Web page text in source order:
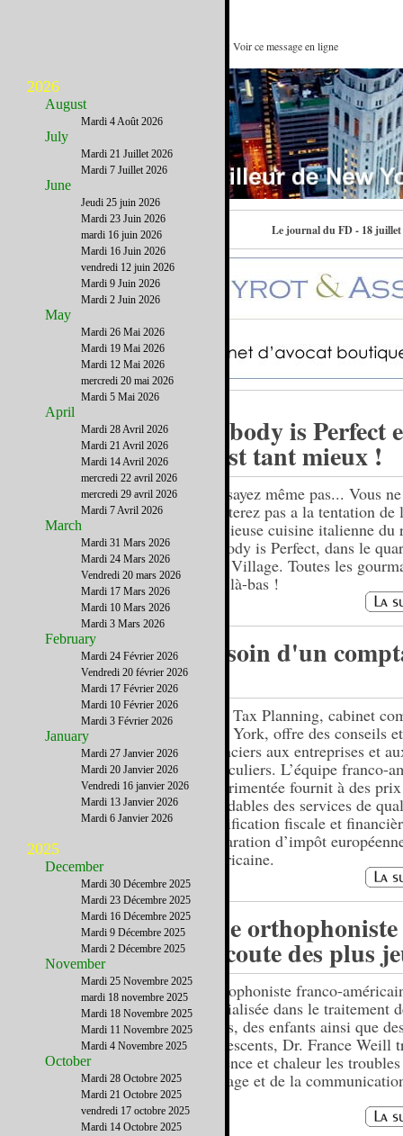
Toutes les gourmandises sont là-bas ! : Voir ce message en ligne
Le journal du FD - 18 juillet
Nobody is Perfect
c’est tant mieux !
N'essayez même pas... Vous ne
résisterez pas a la tentation de
délicieuse cuisine italienne du
Nobody is Perfect, dans le
East Village. Toutes les
sont là-bas !
Besoin d'un
CPA Tax Planning, cabinet
New York, offre des conseils
financiers aux entreprises et
particuliers. L’équipe franco-
expérimentée fournit à des prix
abordables des services de
planification fiscale et
déclaration d’impôt
américaine.
Une
l’écoute des plus
Orthophoniste franco-
spécialisée dans le traitement
petits, des enfants ainsi que
adolescents, Dr. France Weill
patience et chaleur les
langage et de la
2026
August
Mardi 4 Août 2026
July
Mardi 21 Juillet 2026
Mardi 7 Juillet 2026
June
Jeudi 25 juin 2026
Mardi 23 Juin 2026
mardi 16 juin 2026
Mardi 16 Juin 2026
vendredi 12 juin 2026
Mardi 9 Juin 2026
Mardi 2 Juin 2026
May
Mardi 26 Mai 2026
Mardi 19 Mai 2026
Mardi 12 Mai 2026
mercredi 20 mai 2026
Mardi 5 Mai 2026
April
Mardi 28 Avril 2026
Mardi 21 Avril 2026
Mardi 14 Avril 2026
mercredi 22 avril 2026
mercredi 29 avril 2026
Mardi 7 Avril 2026
March
Mardi 31 Mars 2026
Mardi 24 Mars 2026
Vendredi 20 mars 2026
Mardi 17 Mars 2026
Mardi 10 Mars 2026
Mardi 3 Mars 2026
February
Mardi 24 Février 2026
Vendredi 20 février 2026
Mardi 17 Février 2026
Mardi 10 Février 2026
Mardi 3 Février 2026
January
Mardi 27 Janvier 2026
Mardi 20 Janvier 2026
Vendredi 16 janvier 2026
Mardi 13 Janvier 2026
Mardi 6 Janvier 2026
2025
December
Mardi 30 Décembre 2025
Mardi 23 Décembre 2025
Mardi 16 Décembre 2025
Mardi 9 Décembre 2025
Mardi 2 Décembre 2025
November
Mardi 25 Novembre 2025
mardi 18 novembre 2025
Mardi 18 Novembre 2025
Mardi 11 Novembre 2025
Mardi 4 Novembre 2025
October
Mardi 28 Octobre 2025
Mardi 21 Octobre 2025
vendredi 17 octobre 2025
Mardi 14 Octobre 2025